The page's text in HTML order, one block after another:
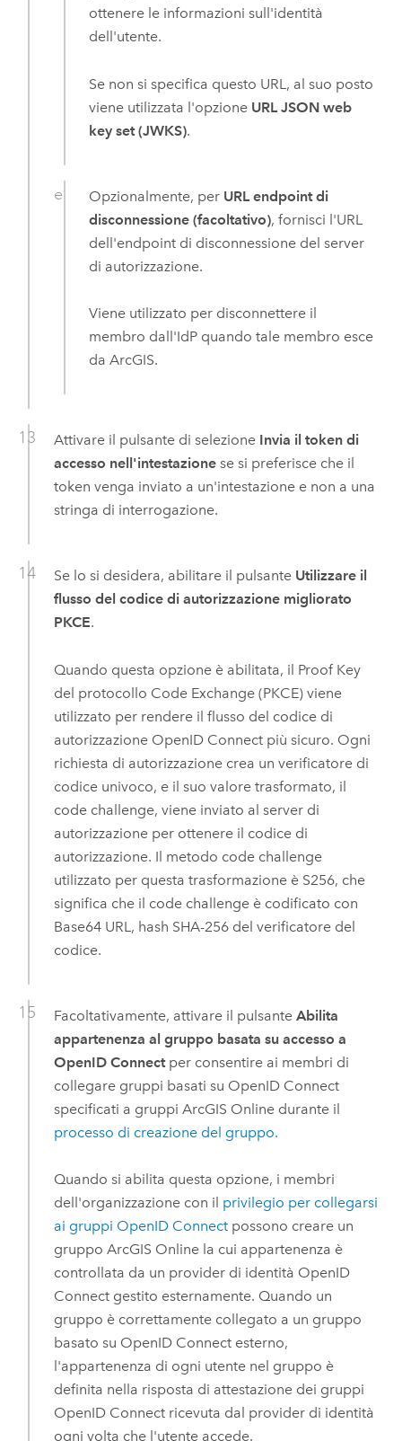
ottenere le informazioni sull'identità
dell'utente.
Se non si specifica questo URL, al suo posto
viene utilizzata l'opzione URL JSON web
key set (JWKS).
Opzionalmente, per URL endpoint di
disconnessione (facoltativo), fornisci l'URL
dell'endpoint di disconnessione del server
di autorizzazione.
Viene utilizzato per disconnettere il
membro dall'IdP quando tale membro esce
da ArcGIS.
Attivare il pulsante di selezione Invia il token di
accesso nell'intestazionese si preferisce che il
token venga inviato a un'intestazione e non a una
stringa di interrogazione.
Se lo si desidera, abilitare il pulsante Utilizzare il
flusso del codice di autorizzazione migliorato
PKCE.
Quando questa opzione è abilitata, il Proof Key
del protocollo Code Exchange (PKCE) viene
utilizzato per rendere il flusso del codice di
autorizzazione OpenID Connectpiù sicuro. Ogni
richiesta di autorizzazione crea un verificatore di
codice univoco, e il suo valore trasformato, il
code challenge, viene inviato al server di
autorizzazione per ottenere il codice di
autorizzazione. Il metodo code challenge
utilizzato per questa trasformazione è S256, che
significa che il code challenge è codificato con
Base64 URL, hash SHA-256 del verificatore del
codice.
Facoltativamente, attivare il pulsante Abilita
appartenenza al gruppo basata su accesso a
OpenID Connectper consentire ai membri di
collegare gruppi basati su OpenID Connect
specificati a gruppi ArcGIS Onlinedurante il
processo di creazione del gruppo.
Quando si abilita questa opzione, i membri
dell'organizzazione con il privilegio per collegarsi
ai gruppi OpenID Connectpossono creare un
gruppo ArcGIS Onlinela cui appartenenza è
controllata da un provider di identità OpenID
Connectgestito esternamente. Quando un
gruppo è correttamente collegato a un gruppo
basato su OpenID Connectesterno,
l'appartenenza di ogni utente nel gruppo è
definita nella risposta di attestazione dei gruppi
OpenID Connectricevuta dal provider di identità
ogni volta che l'utente accede.